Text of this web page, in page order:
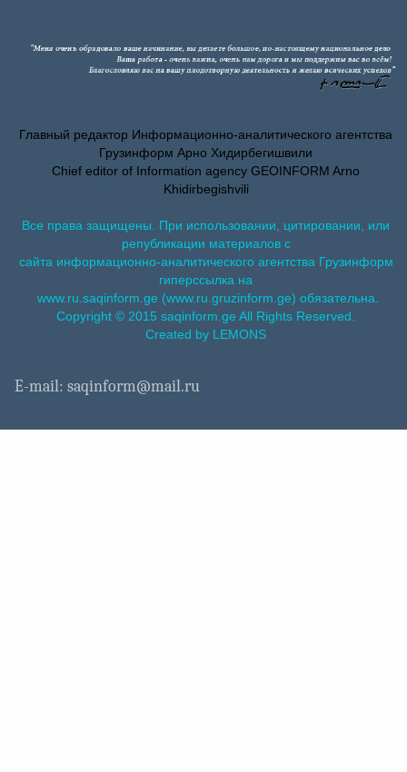
Главный редактор Информационно-аналитического агентства
Грузинформ Арно Хидирбегишвили
Chief editor of Information agency GEOINFORM Arno
Khidirbegishvili
Все права защищены. При использовании, цитировании, или
републикации материалов с
сайта информационно-аналитического агентства Грузинформ
гиперссылка на
www.ru.saqinform.ge (www.ru.gruzinform.ge) обязательна.
Copyright © 2015 saqinform.ge All Rights Reserved.
Created by LEMONS
E-mail: saqinform@mail.ru